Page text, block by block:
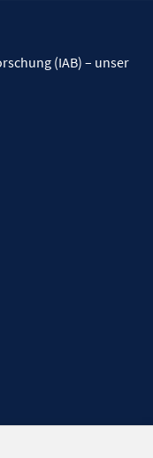
(IAB) – unser